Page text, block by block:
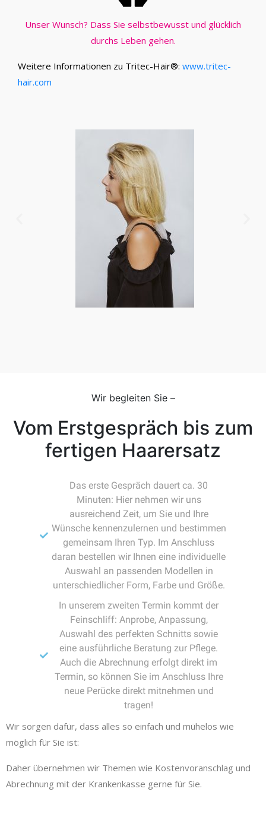
Unser Wunsch? Dass Sie selbstbewusst und glücklich
durchs Leben gehen.
Weitere Informationen zu Tritec-Hair®: www.tritec-
hair.com
Wir begleiten Sie –
Vom Erstgespräch bis zum
fertigen Haarersatz
Das erste Gespräch dauert ca. 30
Minuten: Hier nehmen wir uns
ausreichend Zeit, um Sie und Ihre
Wünsche kennenzulernen und bestimmen
gemeinsam Ihren Typ. Im Anschluss
daran bestellen wir Ihnen eine individuelle
Auswahl an passenden Modellen in
unterschiedlicher Form, Farbe und Größe.
In unserem zweiten Termin kommt der
Feinschliff: Anprobe, Anpassung,
Auswahl des perfekten Schnitts sowie
eine ausführliche Beratung zur Pflege.
Auch die Abrechnung erfolgt direkt im
Termin, so können Sie im Anschluss Ihre
neue Perücke direkt mitnehmen und
tragen!
Wir sorgen dafür, dass alles so einfach und mühelos wie
möglich für Sie ist:
Daher übernehmen wir Themen wie Kostenvoranschlag und
Abrechnung mit der Krankenkasse gerne für Sie.